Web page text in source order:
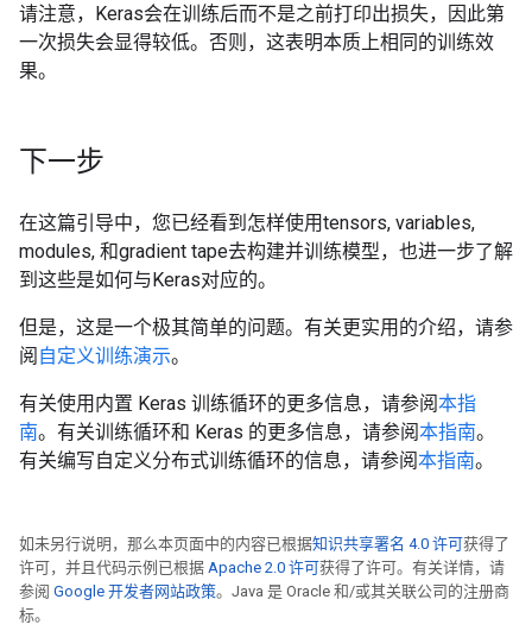
Epoch 8/10
1/1 [==============================] - 0s 4ms/
Epoch 9/10
请注意，Keras会在训练后而不是之前打印出损失，因此第
一次损失会显得较低。否则，这表明本质上相同的训练效
果。
下一步
在这篇引导中，您已经看到怎样使用tensors, variables,
modules, 和gradient tape去构建并训练模型，也进一步了解
到这些是如何与Keras对应的。
但是，这是一个极其简单的问题。有关更实用的介绍，请参
阅 自定义训练演示。
有关使用内置 Keras 训练循环的更多信息，请参阅本指
南。有关训练循环和 Keras 的更多信息，请参阅本指南。
有关编写自定义分布式训练循环的信息，请参阅本指南。
如未另行说明，那么本页面中的内容已根据知识共享署名 4.0 许可获得了
许可，并且代码示例已根据 Apache 2.0 许可获得了许可。有关详情，请
参阅 Google 开发者网站政策。Java 是 Oracle 和/或其关联公司的注册商
标。